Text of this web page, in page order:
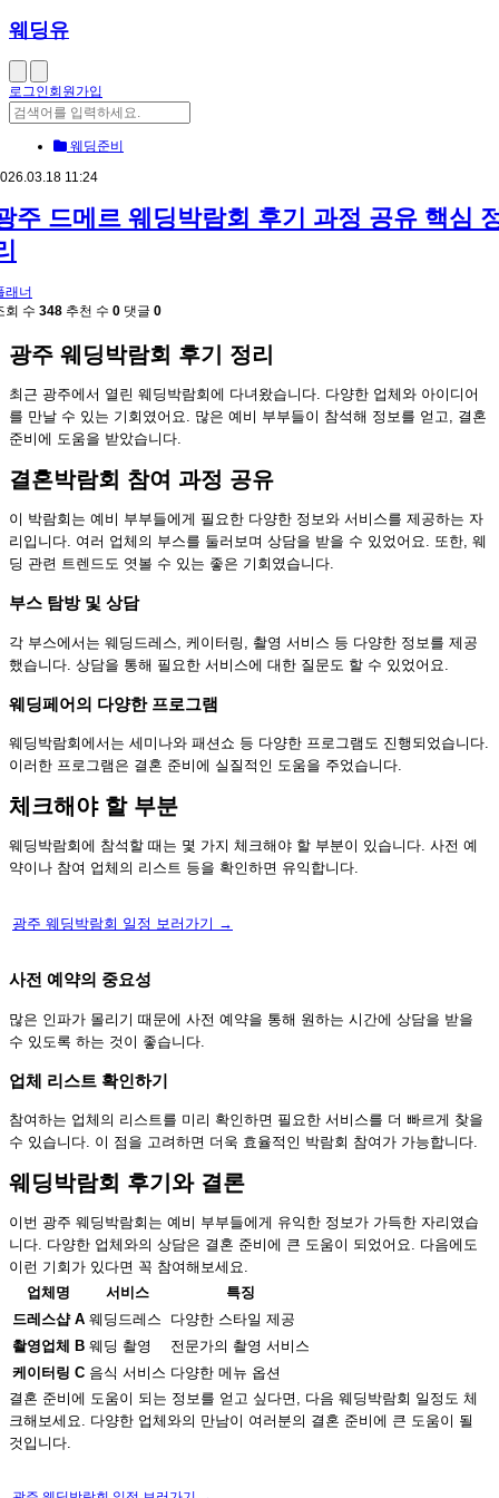
웨딩유
로그인회원가입
웨딩준비
11:24
주 드메르 웨딩박람회 후기 과정 공유 핵심
래너
회 수 348 추천 수 0 댓글 0
광주 웨딩박람회 후기 정리
최근 광주에서 열린 웨딩박람회에 다녀왔습니다. 다양한 업체와 아이디어
를 만날 수 있는 기회였어요. 많은 예비 부부들이 참석해 정보를 얻고, 결혼
준비에 도움을 받았습니다.
결혼박람회 참여 과정 공유
이 박람회는 예비 부부들에게 필요한 다양한 정보와 서비스를 제공하는 자
리입니다. 여러 업체의 부스를 둘러보며 상담을 받을 수 있었어요. 또한, 웨
딩 관련 트렌드도 엿볼 수 있는 좋은 기회였습니다.
부스 탐방 및 상담
각 부스에서는 웨딩드레스, 케이터링, 촬영 서비스 등 다양한 정보를 제공
했습니다. 상담을 통해 필요한 서비스에 대한 질문도 할 수 있었어요.
웨딩페어의 다양한 프로그램
웨딩박람회에서는 세미나와 패션쇼 등 다양한 프로그램도 진행되었습니다.
이러한 프로그램은 결혼 준비에 실질적인 도움을 주었습니다.
체크해야 할 부분
웨딩박람회에 참석할 때는 몇 가지 체크해야 할 부분이 있습니다. 사전 예
약이나 참여 업체의 리스트 등을 확인하면 유익합니다.
광주 웨딩박람회 일정 보러가기 →
사전 예약의 중요성
많은 인파가 몰리기 때문에 사전 예약을 통해 원하는 시간에 상담을 받을
수 있도록 하는 것이 좋습니다.
업체 리스트 확인하기
참여하는 업체의 리스트를 미리 확인하면 필요한 서비스를 더 빠르게 찾을
수 있습니다. 이 점을 고려하면 더욱 효율적인 박람회 참여가 가능합니다.
웨딩박람회 후기와 결론
이번 광주 웨딩박람회는 예비 부부들에게 유익한 정보가 가득한 자리였습
니다. 다양한 업체와의 상담은 결혼 준비에 큰 도움이 되었어요. 다음에도
이런 기회가 있다면 꼭 참여해보세요.
업체명
서비스
특징
드레스샵 A 웨딩드레스
다양한 스타일 제공
촬영업체 B 웨딩 촬영
전문가의 촬영 서비스
케이터링 C 음식 서비스 다양한 메뉴 옵션
결혼 준비에 도움이 되는 정보를 얻고 싶다면, 다음 웨딩박람회 일정도 체
크해보세요. 다양한 업체와의 만남이 여러분의 결혼 준비에 큰 도움이 될
것입니다.